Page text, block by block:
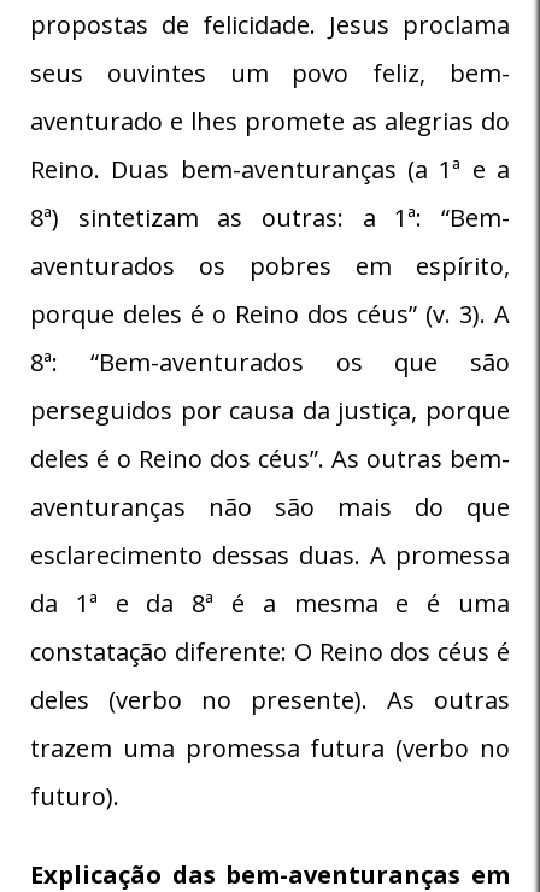
propostas de felicidade. Jesus proclama
seus ouvintes um povo feliz, bem-
aventurado e lhes promete as alegrias do
Reino. Duas bem-aventuranças (a 1ª e a
8ª) sintetizam as outras: a 1ª: “Bem-
aventurados os pobres em espírito,
porque deles é o Reino dos céus” (v. 3). A
8ª: “Bem-aventurados os que são
perseguidos por causa da justiça, porque
deles é o Reino dos céus”. As outras bem-
aventuranças não são mais do que
esclarecimento dessas duas. A promessa
da 1ª e da 8ª é a mesma e é uma
constatação diferente: O Reino dos céus é
deles (verbo no presente). As outras
trazem uma promessa futura (verbo no
futuro).
Explicação das bem-aventuranças em